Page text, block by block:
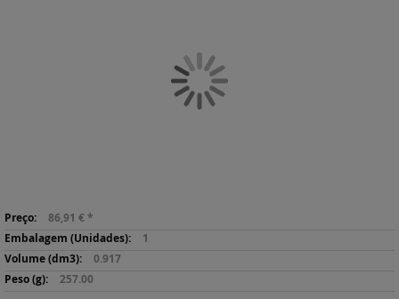
Mais
informação
86,91 € *
1
0.917
257.00
para
o
início
da
Galeria